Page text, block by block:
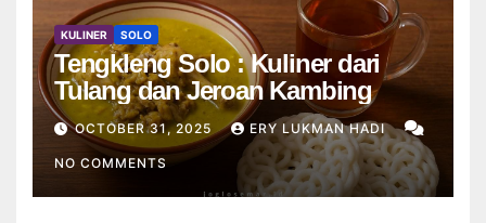
KULINER SOLO
Tengkleng Solo : Kuliner dari
Tulang dan Jeroan Kambing
OCTOBER 31, 2025 ERY LUKMAN HADI
NO COMMENTS